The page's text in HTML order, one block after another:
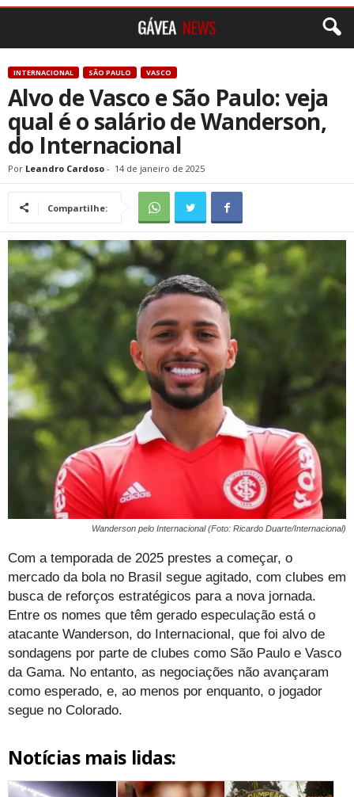
INTERNACIONAL SÃO PAULO VASCO
Alvo de Vasco e São Paulo: veja
qual é o salário de Wanderson,
do Internacional
Por Leandro Cardoso - 14 de janeiro de 2025
Compartilhe:
Wanderson pelo Internacional (Foto: Ricardo Duarte/Internacional)
Com a temporada de 2025 prestes a começar, o
mercado da bola no Brasil segue agitado, com clubes em
busca de reforços estratégicos para a nova jornada.
Entre os nomes que têm gerado especulação está o
atacante Wanderson, do Internacional, que foi alvo de
sondagens por parte de clubes como São Paulo e Vasco
da Gama. No entanto, as negociações não avançaram
como esperado, e, ao menos por enquanto, o jogador
segue no Colorado.
Notícias mais lidas: